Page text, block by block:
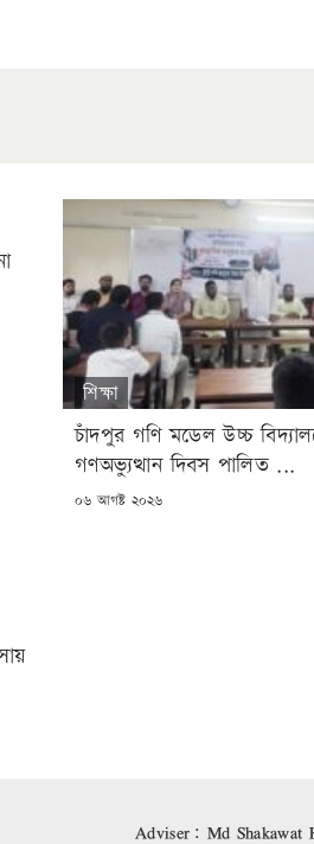
শিক্ষা
চাঁদপুর গণি মডেল উচ্চ
গণঅভ্যুত্থান দিবস পালিত ...
POSTED
০৬ আগষ্ট ২০২৬
Adviser: Md Shakawat